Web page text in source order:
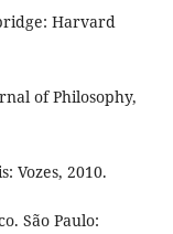
Harvard
of Philosophy,
Vozes, 2010.
São Paulo: